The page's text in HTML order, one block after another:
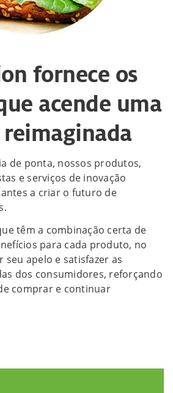
fornece os
acende uma
de ponta, nossos produtos,
e serviços de inovação
a criar o futuro de
têm a combinação certa de
para cada produto, no
apelo e satisfazer as
dos consumidores, reforçando
comprar e continuar